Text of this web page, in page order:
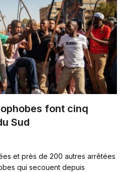
font cinq
Sud
et près de 200 autres arrêtées
qui secouent depuis